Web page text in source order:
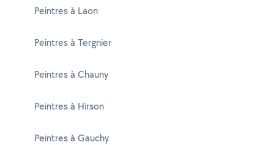
Peintres à Laon
Peintres à Tergnier
Peintres à Chauny
Peintres à Hirson
Peintres à Gauchy